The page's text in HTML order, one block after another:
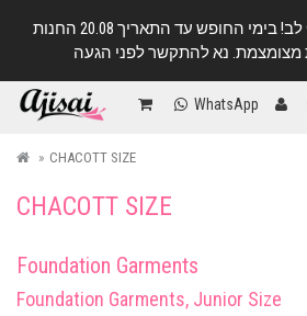
לקוחות נכבדים, שימו ♥️ לב! בימי החופש עד התאריך 20.08 החנות
WhatsApp
CHACOTT SIZE
CHACOTT SIZE
Foundation Garments
Foundation Garments, Junior Size